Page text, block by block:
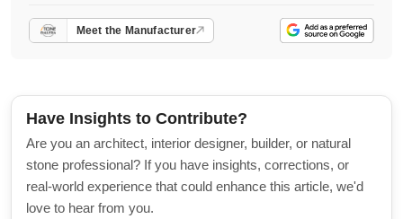
Meet the Manufacturer
Have Insights to Contribute?
Are you an architect, interior designer, builder, or natural
stone professional? If you have insights, corrections, or
real-world experience that could enhance this article, we'd
love to hear from you.